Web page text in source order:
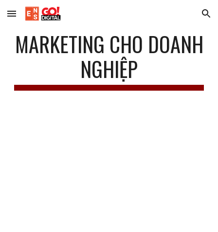
Skip to main content Skip to navigation
MARKETING CHO DOANH
NGHIỆP